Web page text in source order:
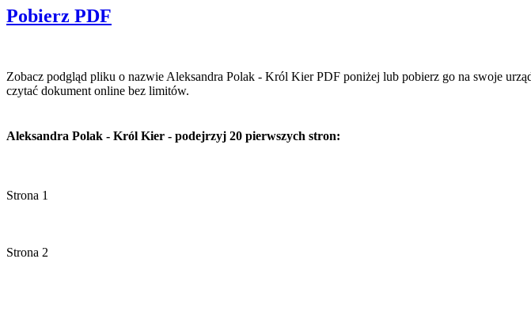
Pobierz PDF
Zobacz podgląd pliku o nazwie Aleksandra Polak - Król Kier PDF poniżej lub pobierz go na swoje
czytać dokument online bez limitów.
Aleksandra Polak - Król Kier - podejrzyj 20 pierwszych stron:
Strona 1
Strona 2